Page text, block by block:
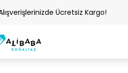
Ücretsiz Kargo!